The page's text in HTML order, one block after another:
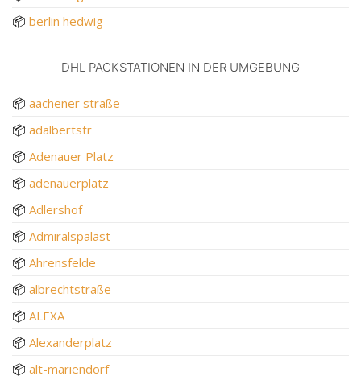
📦 berlin hedwig
DHL PACKSTATIONEN IN DER UMGEBUNG
📦 aachener straße
📦 adalbertstr
📦 Adenauer Platz
📦 adenauerplatz
📦 Adlershof
📦 Admiralspalast
📦 Ahrensfelde
📦 albrechtstraße
📦 ALEXA
📦 Alexanderplatz
📦 alt-mariendorf